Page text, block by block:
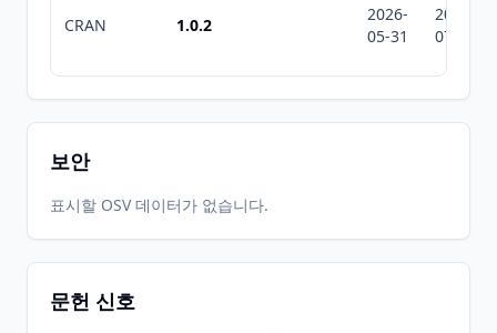
CRAN 1.0.2
2026-
05-31
2026-
07-10
보안
표시할 OSV 데이터가 없습니다.
문헌 신호